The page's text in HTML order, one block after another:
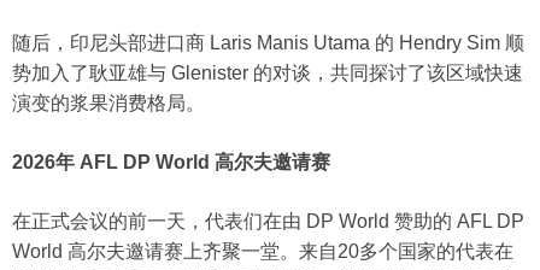
随后，印尼头部进口商 Laris Manis Utama 的 Hendry Sim 顺
势加入了耿亚雄与 Glenister 的对谈，共同探讨了该区域快速
演变的浆果消费格局。
2026年 AFL DP World 高尔夫邀请赛
在正式会议的前一天，代表们在由 DP World 赞助的 AFL DP
World 高尔夫邀请赛上齐聚一堂。来自20多个国家的代表在